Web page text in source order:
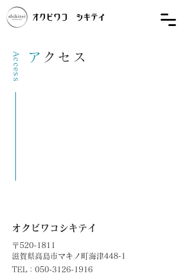
Access ア クセス
オクビワコシキテイ
〒520-1811
滋賀県高島市マキノ町海津448-1
TEL：050-3126-1916